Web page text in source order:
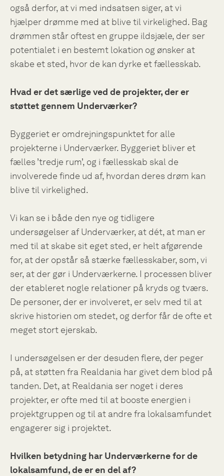
også derfor, at vi med indsatsen siger, at vi
hjælper drømme med at blive til virkelighed. Bag
drømmen står oftest en gruppe ildsjæle, der ser
potentialet i en bestemt lokation og ønsker at
skabe et sted, hvor de kan dyrke et fællesskab.
Hvad er det særlige ved de projekter, der er
støttet gennem Underværker?
Byggeriet er omdrejningspunktet for alle
projekterne i Underværker. Byggeriet bliver et
fælles ’tredje rum’, og i fællesskab skal de
involverede finde ud af, hvordan deres drøm kan
blive til virkelighed.
Vi kan se i både den nye og tidligere
undersøgelser af Underværker, at dét, at man er
med til at skabe sit eget sted, er helt afgørende
for, at der opstår så stærke fællesskaber, som, vi
ser, at der gør i Underværkerne. I processen bliver
der etableret nogle relationer på kryds og tværs.
De personer, der er involveret, er selv med til at
skrive historien om stedet, og derfor får de ofte et
meget stort ejerskab.
I undersøgelsen er der desuden flere, der peger
på, at støtten fra Realdania har givet dem blod på
tanden. Det, at Realdania ser noget i deres
projekter, er ofte med til at booste energien i
projektgruppen og til at andre fra lokalsamfundet
engagerer sig i projektet.
Hvilken betydning har Underværkerne for de
lokalsamfund, de er en del af?